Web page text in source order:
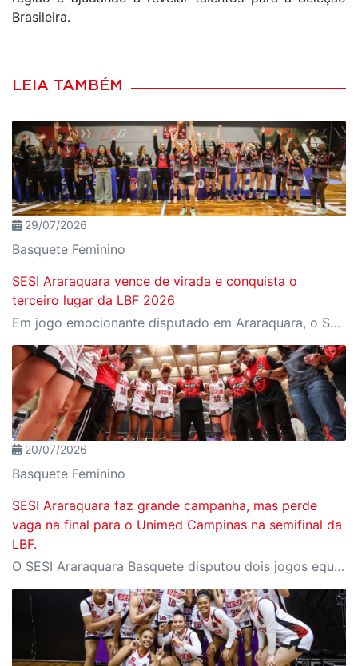
Brasileira.
LEIA TAMBÉM
29/07/2026
Basquete Feminino
SESI Araraquara vence de virada e conquista o
terceiro lugar da LBF 2026
Em jogo emocionante disputado em Araraquara, o SESI Araraquara Basquete superou um déficit de quase 20 pontos, contou com o apoio massivo da torcida e derrotou o Cerrado BRB por 77 a 71, conquistando o terceiro lugar da LBF Loterias Caixa 2026
20/07/2026
Basquete Feminino
SESI Araraquara faz grande campanha, mas perde
vaga na final para o Unimed Campinas na semifinal da
LBF.
O SESI Araraquara Basquete disputou dois jogos equilibrados e emocionantes contra o Unimed Campinas na semifinal da LBF Loterias Caixa 2026. Apesar da força e da entrega em quadra, o time foi superado por 2 a 0 na série e agora aguarda a definição do adversário na disputa pelo terceiro lugar.